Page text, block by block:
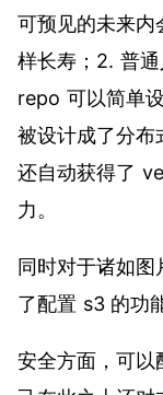
可预见的未来内
样长寿；2. 普
repo 可以简单
被设计成了分布
还自动获得了
力。
同时对于诸如
了配置 s3 的功
安全方面，可以